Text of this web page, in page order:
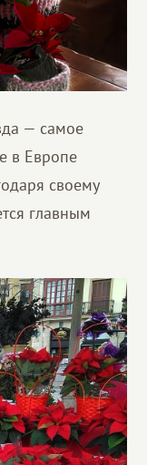
— самое
в Европе
своему
главным